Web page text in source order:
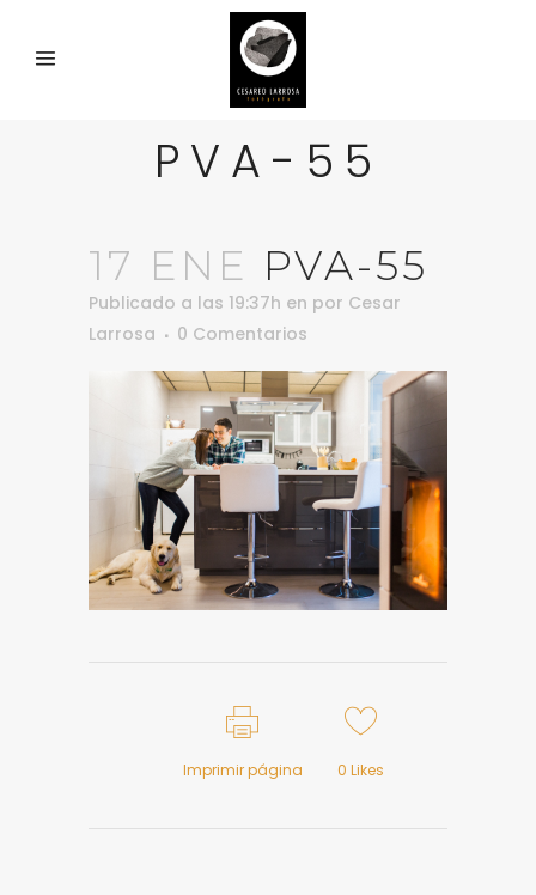
PVA-55
17 ENE PVA-55
Publicado a las 19:37h en por Cesar
Larrosa
0 Comentarios
Imprimir página 0 Likes